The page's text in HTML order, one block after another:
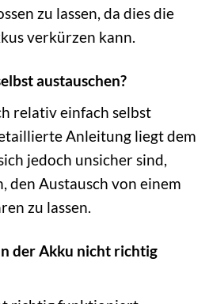
zu lassen, da dies die
verkürzen kann.
austauschen?
relativ einfach selbst
Anleitung liegt dem
jedoch unsicher sind,
den Austausch von einem
zu lassen.
der Akku nicht richtig